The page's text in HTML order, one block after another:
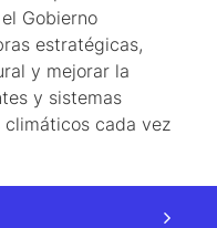
Gobierno
estratégicas,
y mejorar la
y sistemas
cada vez